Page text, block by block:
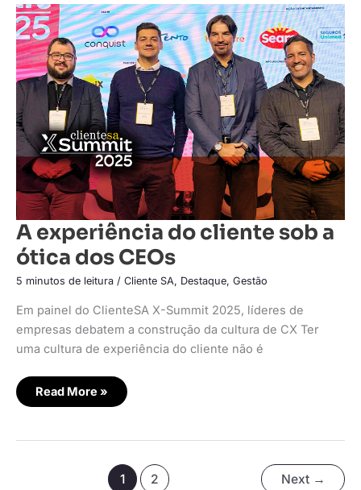
A experiência do cliente sob a
ótica dos CEOs
5 minutos de leitura / Cliente SA, Destaque, Gestão
Em painel do ClienteSA X-Summit 2025, líderes de
empresas debatem a construção da cultura de CX Ter
uma cultura de experiência do cliente não é
A
experiência
do
cliente
sob
a
ótica
dos
CEOs
Read More »
1 2 Next →